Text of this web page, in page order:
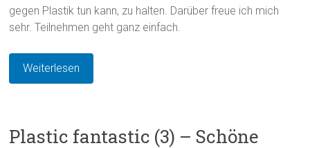
gegen Plastik tun kann, zu halten. Darüber freue ich mich
sehr. Teilnehmen geht ganz einfach.
Weiterlesen
Plastic fantastic (3) – Schöne